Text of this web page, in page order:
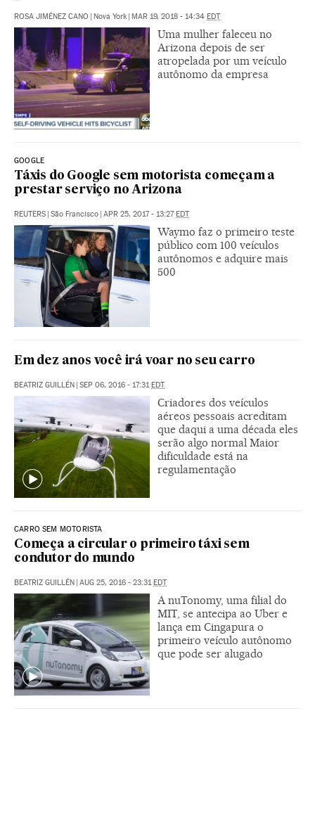
ROSA JIMÉNEZ CANO Nova York MAR 19, 2018 - 14:34 EDT
Uma mulher faleceu no
Arizona depois de ser
atropelada por um veículo
autônomo da empresa
GOOGLE
Táxis do Google sem motorista começam a
prestar serviço no Arizona
REUTERS | São Francisco | APR 25, 2017 - 13:27EDT
Waymo faz o primeiro teste
público com 100 veículos
autônomos e adquire mais
500
Em dez anos você irá voar no seu carro
BEATRIZ GUILLÉN | SEP 06, 2016 - 17:31EDT
Criadores dos veículos
aéreos pessoais acreditam
que daqui a uma década eles
serão algo normal Maior
dificuldade está na
regulamentação
CARRO SEM MOTORISTA
Começa a circular o primeiro táxi sem
condutor do mundo
BEATRIZ GUILLÉN | AUG 25, 2016 - 23:31EDT
A nuTonomy, uma filial do
MIT, se antecipa ao Uber e
lança em Cingapura o
primeiro veículo autônomo
que pode ser alugado